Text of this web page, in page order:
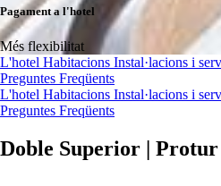
Pagament a l'hotel
Més flexibilitat
L'hotel Habitacions Instal·lacions i
Preguntes Freqüents
L'hotel Habitacions Instal·lacions i
Preguntes Freqüents
Doble Superior |